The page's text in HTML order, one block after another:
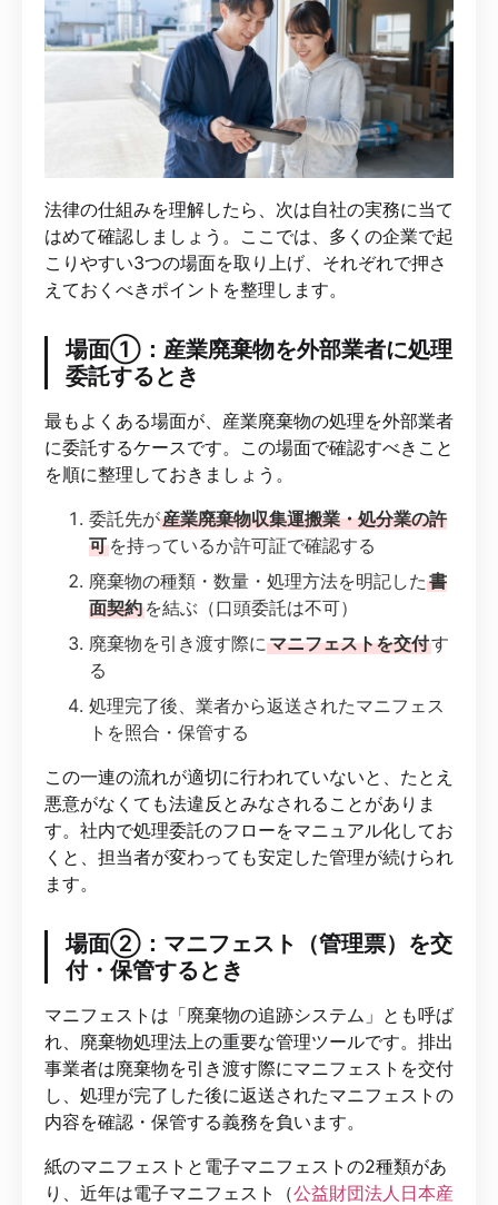
法律の仕組みを理解したら、次は自社の実務に当て
はめて確認しましょう。ここでは、多くの企業で起
こりやすい3つの場面を取り上げ、それぞれで押さ
えておくべきポイントを整理します。
場面①：産業廃棄物を外部業者に処理
委託するとき
最もよくある場面が、産業廃棄物の処理を外部業者
に委託するケースです。この場面で確認すべきこと
を順に整理しておきましょう。
委託先が産業廃棄物収集運搬業・処分業の許
可 を持っているか許可証で確認する
廃棄物の種類・数量・処理方法を明記した 書
面契約 を結ぶ（口頭委託は不可）
廃棄物を引き渡す際にマニフェストを交付す
る
処理完了後、業者から返送されたマニフェス
トを照合・保管する
この一連の流れが適切に行われていないと、たとえ
悪意がなくても法違反とみなされることがありま
す。社内で処理委託のフローをマニュアル化してお
くと、担当者が変わっても安定した管理が続けられ
ます。
場面②：マニフェスト（管理票）を交
付・保管するとき
マニフェストは「廃棄物の追跡システム」とも呼ば
れ、廃棄物処理法上の重要な管理ツールです。排出
事業者は廃棄物を引き渡す際にマニフェストを交付
し、処理が完了した後に返送されたマニフェストの
内容を確認・保管する義務を負います。
紙のマニフェストと電子マニフェストの2種類があ
り、近年は電子マニフェスト（公益財団法人日本産